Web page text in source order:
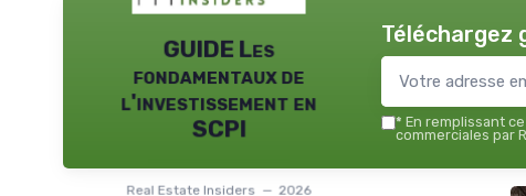
GUIDE Les
fondamentaux de
l'investissement en
SCPI
Real Estate Insiders — 2026
Téléchargez
* En remplissant
commerciales par